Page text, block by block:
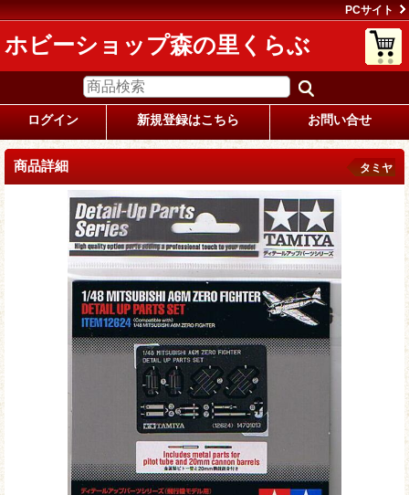
PCサイト
ホビーショップ森の里くらぶ
ログイン 新規登録はこちら お問い合せ
商品詳細 タミヤ